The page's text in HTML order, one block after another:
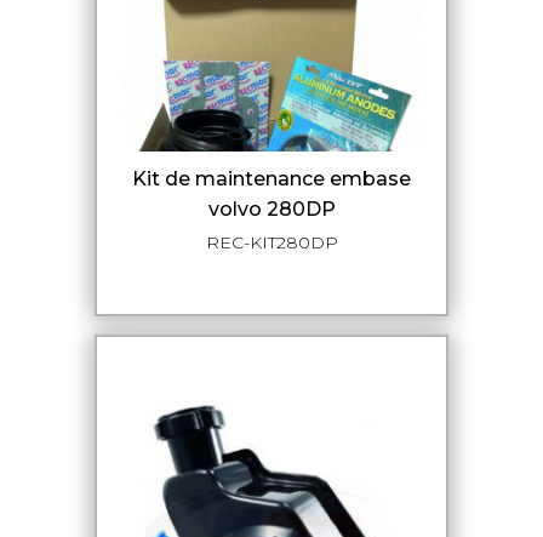
kit de maintenance embase
volvo 280DP
REC-KIT280DP